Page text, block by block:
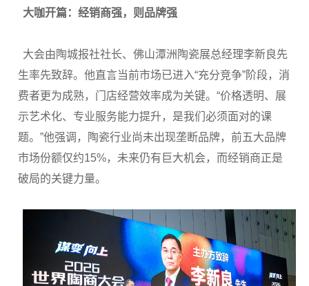
大咖开篇：经销商强，则品牌强
大会由陶城报社社长、佛山潭洲陶瓷展总经理李新良先
生率先致辞。他直言当前市场已进入“充分竞争”阶段，消
费者更为成熟，门店经营效率成为关键。“价格透明、展
示艺术化、专业服务能力提升，是我们必须面对的课
题。”他强调，陶瓷行业尚未出现垄断品牌，前五大品牌
市场份额仅约15%，未来仍有巨大机会，而经销商正是
破局的关键力量。